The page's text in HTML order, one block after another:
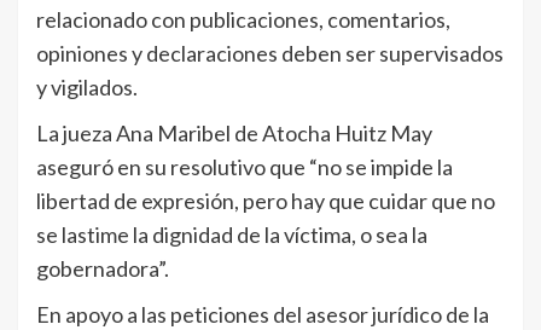
relacionado con publicaciones, comentarios,
opiniones y declaraciones deben ser supervisados
y vigilados.
La jueza Ana Maribel de Atocha Huitz May
aseguró en su resolutivo que “no se impide la
libertad de expresión, pero hay que cuidar que no
se lastime la dignidad de la víctima, o sea la
gobernadora”.
En apoyo a las peticiones del asesor jurídico de la